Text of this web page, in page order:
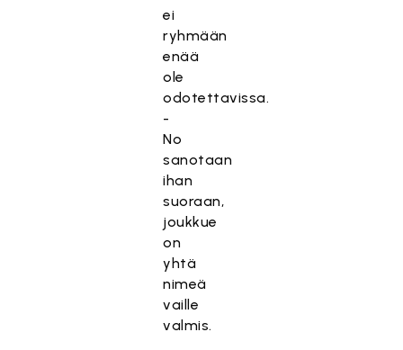
ei
ryhmään
enää
ole
odotettavissa.
-
No
sanotaan
ihan
suoraan,
joukkue
on
yhtä
nimeä
vaille
valmis.